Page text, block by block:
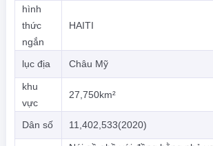
hình
thức
ngắn
HAITI
lục địa Châu Mỹ
khu
vực
27,750km²
Dân số 11,402,533(2020)